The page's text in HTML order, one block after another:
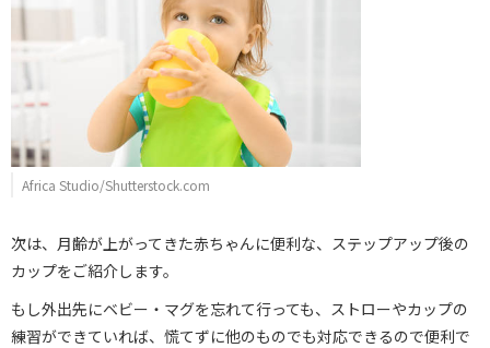
Africa Studio/Shutterstock.com
次は、月齢が上がってきた赤ちゃんに便利な、ステップアップ後の
カップをご紹介します。
もし外出先にベビー・マグを忘れて行っても、ストローやカップの
練習ができていれば、慌てずに他のものでも対応できるので便利で